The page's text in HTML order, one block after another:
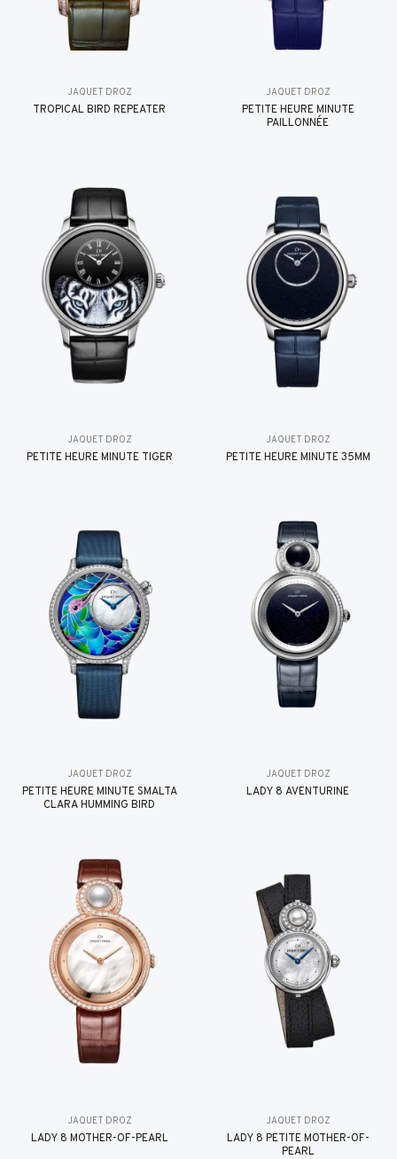
JAQUET DROZ
TROPICAL BIRD REPEATER
JAQUET DROZ
PETITE HEURE MINUTE
PAILLONNÉE
JAQUET DROZ
PETITE HEURE MINUTE TIGER
JAQUET DROZ
PETITE HEURE MINUTE 35MM
JAQUET DROZ
PETITE HEURE MINUTE SMALTA
CLARA HUMMING BIRD
JAQUET DROZ
LADY 8 AVENTURINE
JAQUET DROZ
LADY 8 MOTHER-OF-PEARL
JAQUET DROZ
LADY 8 PETITE MOTHER-OF-
PEARL